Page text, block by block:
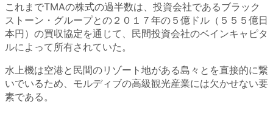
これまでTMAの株式の過半数は、投資会社であるブラック
ストーン・グループとの２０１７年の５億ドル （５５５億日
本円） の買収協定を通じて、民間投資会社のベインキャピタ
ルによって所有されていた。
水上機は空港と民間のリゾート地がある島々とを直接的に繋
いでいるため、モルディブの高級観光産業には欠かせない要
素である。